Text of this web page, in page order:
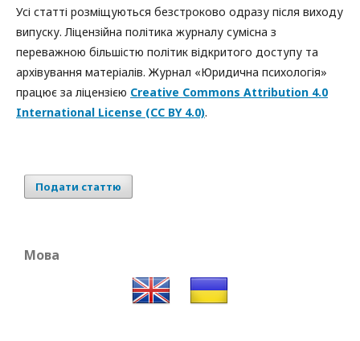
Усі статті розміщуються безстроково одразу після виходу
випуску. Ліцензійна політика журналу сумісна з
переважною більшістю політик відкритого доступу та
архівування матеріалів. Журнал «Юридична психологія»
працює за ліцензією Creative Commons Attribution 4.0
International License (CC BY 4.0).
Подати статтю
Мова